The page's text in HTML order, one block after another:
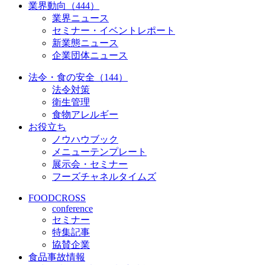
業界動向（444）
業界ニュース
セミナー・イベントレポート
新業態ニュース
企業団体ニュース
法令・食の安全（144）
法令対策
衛生管理
食物アレルギー
お役立ち
ノウハウブック
メニューテンプレート
展示会・セミナー
フーズチャネルタイムズ
FOODCROSS
conference
セミナー
特集記事
協賛企業
食品事故情報